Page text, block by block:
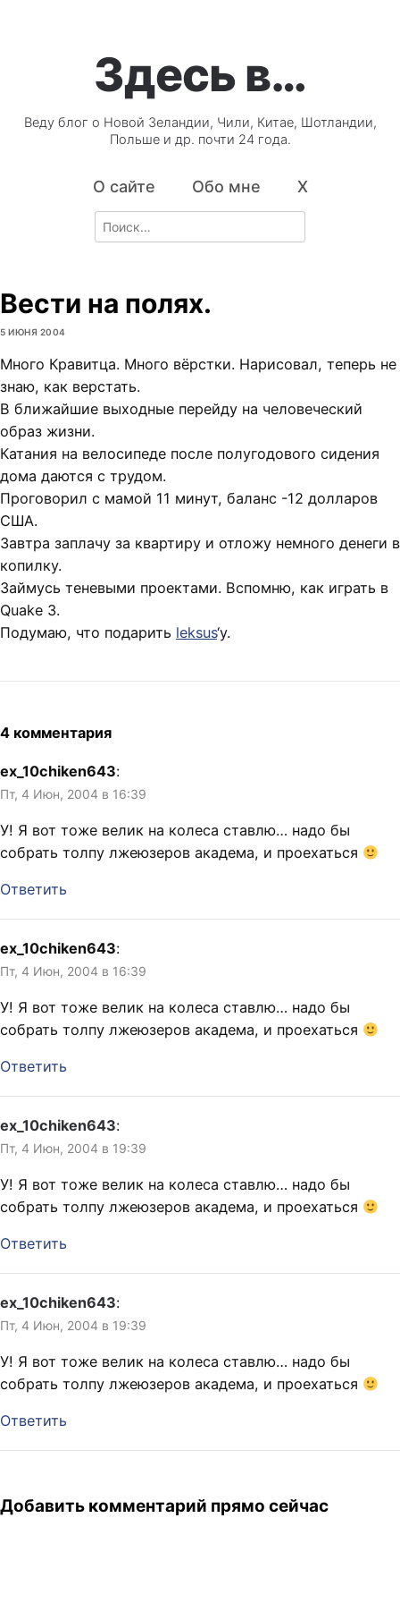
Здесь в…
Веду блог о Новой Зеландии, Чили, Китае, Шотландии,
Польше и др. почти 24 года.
О сайте Обо мне X
Search
for:
Вести на полях.
5 ИЮНЯ 2004
Много Кравитца. Много вёрстки. Нарисовал, теперь не
знаю, как верстать.
В ближайшие выходные перейду на человеческий
образ жизни.
Катания на велосипеде после полугодового сидения
дома даются с трудом.
Проговорил с мамой 11 минут, баланс -12 долларов
США.
Завтра заплачу за квартиру и отложу немного денеги в
копилку.
Займусь теневыми проектами. Вспомню, как играть в
Quake 3.
Подумаю, что подарить leksus‘у.
4 комментария
ex_10chiken643:
Пт, 4 Июн, 2004 в 16:39
У! Я вот тоже велик на колеса ставлю… надо бы
собрать толпу лжеюзеров академа, и проехаться
Ответить
ex_10chiken643:
Пт, 4 Июн, 2004 в 16:39
У! Я вот тоже велик на колеса ставлю… надо бы
собрать толпу лжеюзеров академа, и проехаться
Ответить
ex_10chiken643:
Пт, 4 Июн, 2004 в 19:39
У! Я вот тоже велик на колеса ставлю… надо бы
собрать толпу лжеюзеров академа, и проехаться
Ответить
ex_10chiken643:
Пт, 4 Июн, 2004 в 19:39
У! Я вот тоже велик на колеса ставлю… надо бы
собрать толпу лжеюзеров академа, и проехаться
Ответить
Добавить комментарий прямо сейчас